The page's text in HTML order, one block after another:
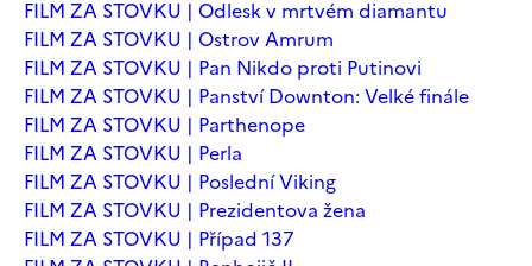
FILM ZA STOVKU | Odlesk v mrtvém diamantu
FILM ZA STOVKU | Ostrov Amrum
FILM ZA STOVKU | Pan Nikdo proti Putinovi
FILM ZA STOVKU | Panství Downton: Velké finále
FILM ZA STOVKU | Parthenope
FILM ZA STOVKU | Perla
FILM ZA STOVKU | Poslední Viking
FILM ZA STOVKU | Prezidentova žena
FILM ZA STOVKU | Případ 137